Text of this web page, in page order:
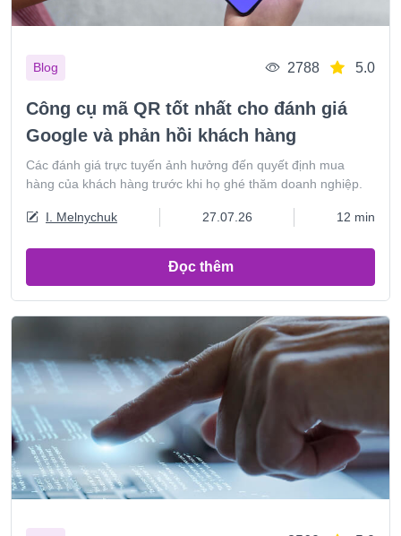
Blog 2788 5.0
Công cụ mã QR tốt nhất cho đánh giá
Google và phản hồi khách hàng
Các đánh giá trực tuyến ảnh hưởng đến quyết định mua
hàng của khách hàng trước khi họ ghé thăm doanh nghiệp.
I. Melnychuk 27.07.26 12 min
Đọc thêm